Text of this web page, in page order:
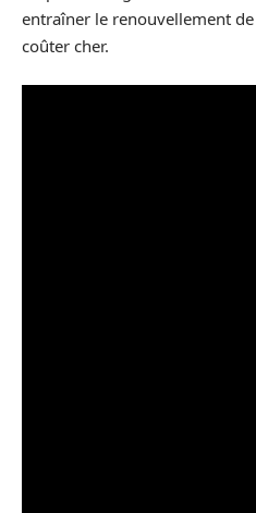
entraîner le renouvellement
coûter cher.